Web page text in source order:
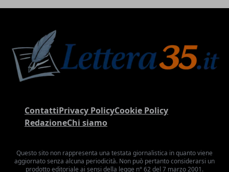
ContattiPrivacy PolicyCookie Policy
RedazioneChi siamo
Questo sito non rappresenta una testata giornalistica in quanto viene
aggiornato senza alcuna periodicità. Non può pertanto considerarsi un
prodotto editoriale ai sensi della legge n° 62 del 7 marzo 2001.